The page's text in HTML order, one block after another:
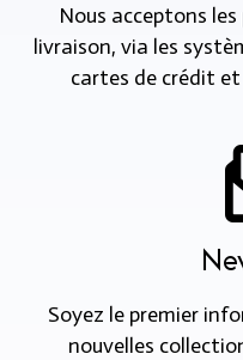
Nous acceptons
livraison, via les
cartes de crédit
Soyez le premier
nouvelles